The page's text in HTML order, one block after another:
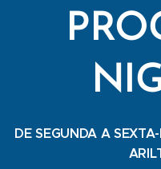
DE SEGUNDA A